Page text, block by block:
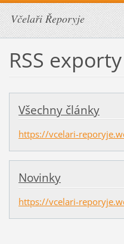
Včelaři Řeporyje
RSS exporty
Všechny články
https://vcelari-
Novinky
https://vcelari-